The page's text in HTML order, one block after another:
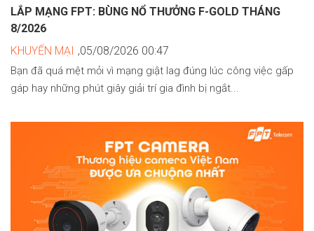
LẮP MẠNG FPT: BÙNG NỔ THƯỞNG F-GOLD THÁNG
8/2026
KHUYẾN MẠI ,05/08/2026 00:47
Bạn đã quá mệt mỏi vì mạng giật lag đúng lúc công việc gấp
gáp hay những phút giây giải trí gia đình bị ngắt...